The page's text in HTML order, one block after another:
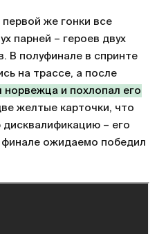
же гонки все
парней – героев двух
В полуфинале в спринте
на трассе, а после
норвежца и похлопал его
желтые карточки, что
– его
финале ожидаемо победил